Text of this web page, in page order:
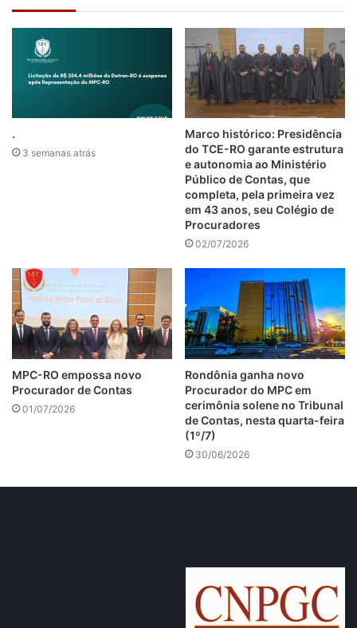
.
3 semanas atrás
Marco histórico: Presidência
do TCE-RO garante estrutura
e autonomia ao Ministério
Público de Contas, que
completa, pela primeira vez
em 43 anos, seu Colégio de
Procuradores
02/07/2026
MPC-RO empossa novo
Procurador de Contas
01/07/2026
Rondônia ganha novo
Procurador do MPC em
cerimônia solene no Tribunal
de Contas, nesta quarta-feira
(1º/7)
30/06/2026